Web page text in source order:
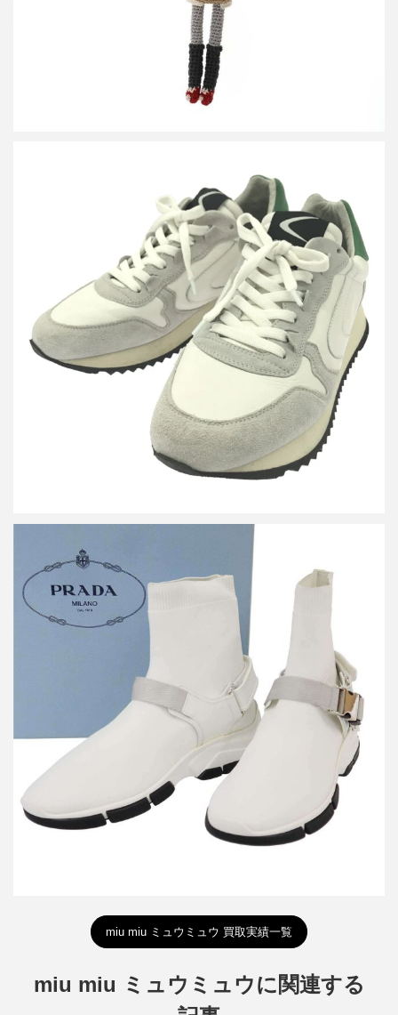
ヴァルスポルト MAGIC FOR MINIMAL WARDROBE 2 別注 スニ
ーカー
買取金額12,000円
詳しく見る
プラダ ソックスベルテッドスニーカー 1T942I
買取金額12,000円
詳しく見る
miu miu ミュウミュウ 買取実績一覧
miu miu ミュウミュウに関連する